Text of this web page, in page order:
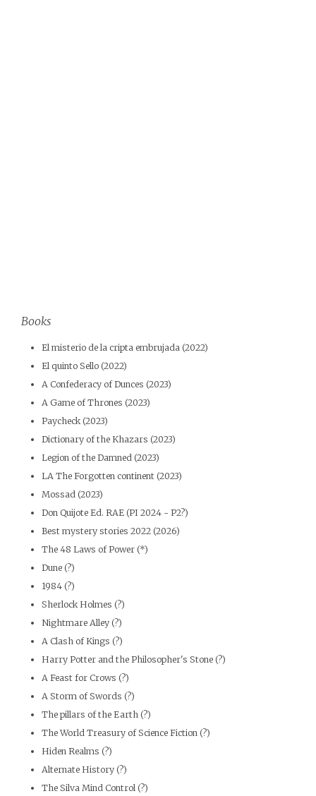
Books
El misterio de la cripta embrujada (2022)
El quinto Sello (2022)
A Confederacy of Dunces (2023)
A Game of Thrones (2023)
Paycheck (2023)
Dictionary of the Khazars (2023)
Legion of the Damned (2023)
LA The Forgotten continent (2023)
Mossad (2023)
Don Quijote Ed. RAE (PI 2024 - P2?)
Best mystery stories 2022 (2026)
The 48 Laws of Power (*)
Dune (?)
1984 (?)
Sherlock Holmes (?)
Nightmare Alley (?)
A Clash of Kings (?)
Harry Potter and the Philosopher's Stone (?)
A Feast for Crows (?)
A Storm of Swords (?)
The pillars of the Earth (?)
The World Treasury of Science Fiction (?)
Hiden Realms (?)
Alternate History (?)
The Silva Mind Control (?)